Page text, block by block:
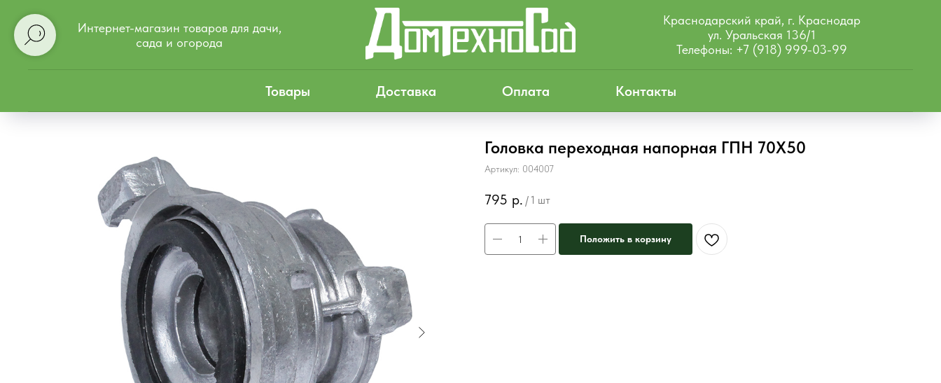
Интернет-магазин товаров для дачи,
сада и огорода
Краснодарский край, г. Краснодар
ул. Уральская 136/1
Телефоны: +7 (918) 999-03-99
Товары Доставка Оплата Контакты
Головка переходная напорная ГПН 70X50
Артикул: 004007
795 р. / 1 шт
Положить в корзину